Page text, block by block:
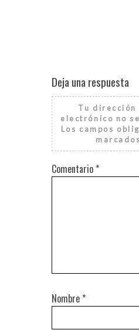
Deja una respuesta
Tu dirección
electrónico no
Los campos
Comentario *
Nombre *